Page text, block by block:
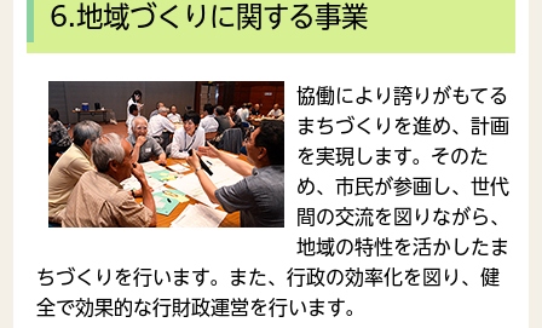
6.地域づくりに関する事業
協働により誇りがもてる
まちづくりを進め、計画
を実現します。そのた
め、市民が参画し、世代
間の交流を図りながら、
地域の特性を活かしたま
ちづくりを行います。また、行政の効率化を図り、健
全で効果的な行財政運営を行います。